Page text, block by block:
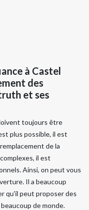
à Castel
des
et ses
toujours être
plus possible, il est
de la
il est
Ainsi, on peut vous
Il a beaucoup
qu'il peut proposer des
de monde.